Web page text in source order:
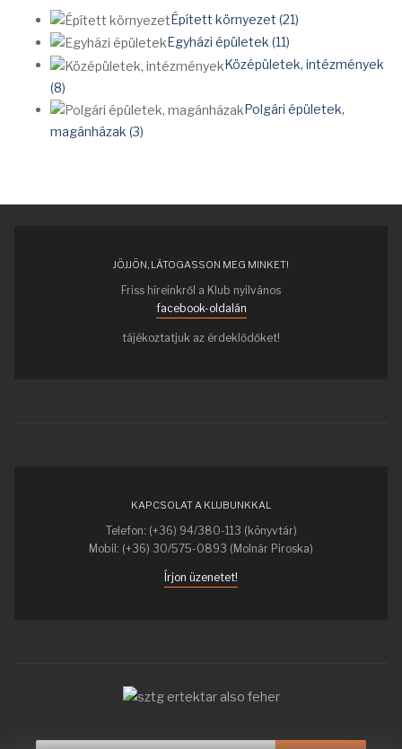
Épített környezet (21)
Egyházi épületek (11)
Középületek, intézmények
(8)
Polgári épületek,
magánházak (3)
JÖJJÖN, LÁTOGASSON MEG MINKET!
Friss híreinkről a Klub nyilvános
facebook-oldalán
tájékoztatjuk az érdeklődőket!
KAPCSOLAT A KLUBUNKKAL
Telefon: (+36) 94/380-113 (könyvtár)
Mobil: (+36) 30/575-0893 (Molnár Piroska)
Írjon üzenetet!